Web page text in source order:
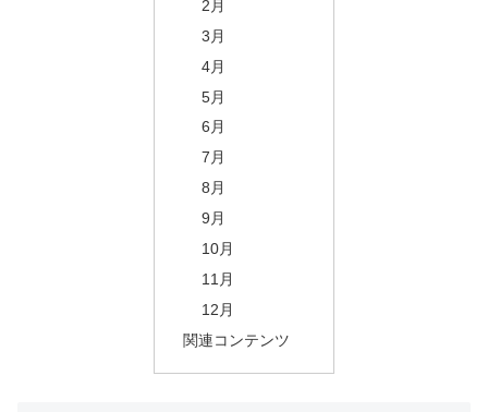
2月
3月
4月
5月
6月
7月
8月
9月
10月
11月
12月
関連コンテンツ